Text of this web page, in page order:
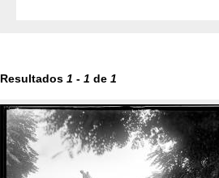
Resultados 1 - 1 de 1